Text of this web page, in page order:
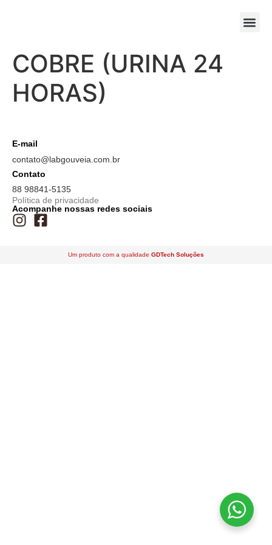
COBRE (URINA 24
HORAS)
E-mail
contato@labgouveia.com.br
Contato
88 98841-5135
Política de privacidade
Acompanhe nossas redes sociais
Um produto com a qualidade GDTech Soluções